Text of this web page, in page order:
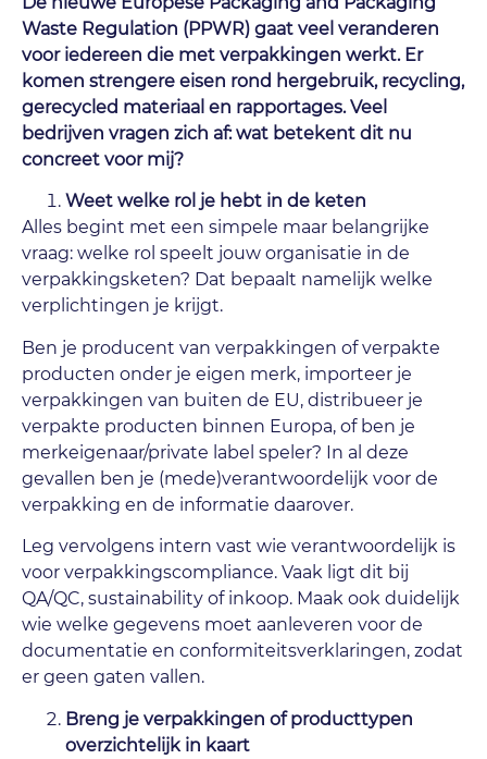
Waste Regulation (PPWR) gaat veel veranderen
voor iedereen die met verpakkingen werkt. Er
komen strengere eisen rond hergebruik, recycling,
gerecycled materiaal en rapportages. Veel
bedrijven vragen zich af: wat betekent dit nu
concreet voor mij?
Weet welke rol je hebt in de keten
Alles begint met een simpele maar belangrijke
vraag: welke rol speelt jouw organisatie in de
verpakkingsketen? Dat bepaalt namelijk welke
verplichtingen je krijgt.
Ben je producent van verpakkingen of verpakte
producten onder je eigen merk, importeer je
verpakkingen van buiten de EU, distribueer je
verpakte producten binnen Europa, of ben je
merkeigenaar/private label speler? In al deze
gevallen ben je (mede)verantwoordelijk voor de
verpakking en de informatie daarover.
Leg vervolgens intern vast wie verantwoordelijk is
voor verpakkingscompliance. Vaak ligt dit bij
QA/QC, sustainability of inkoop. Maak ook duidelijk
wie welke gegevens moet aanleveren voor de
documentatie en conformiteitsverklaringen, zodat
er geen gaten vallen.
Breng je verpakkingen of producttypen
overzichtelijk in kaart